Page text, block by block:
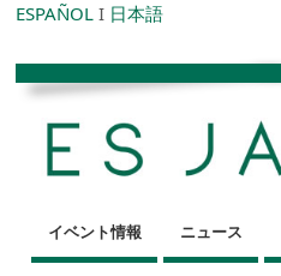
ESPAÑOL I 日本語
イベント情報 ニュース